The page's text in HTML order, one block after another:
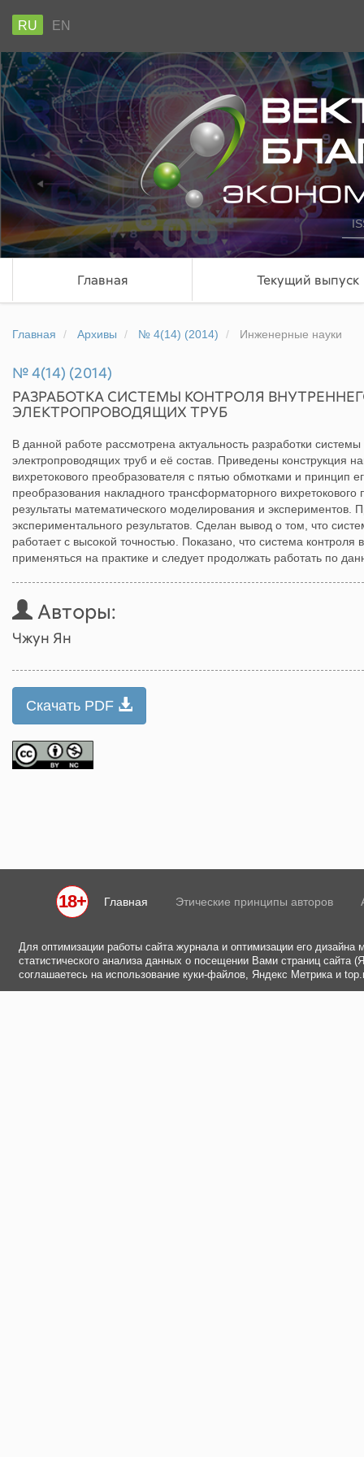
RU EN
Главная Текущий выпуск
Главная Архивы № 4(14) (2014) Инженерные науки
№ 4(14) (2014)
РАЗРАБОТКА СИСТЕМЫ КОНТРОЛЯ
ЭЛЕКТРОПРОВОДЯЩИХ ТРУБ
В данной работе рассмотрена актуальность разработки
электропроводящих труб и её состав. Приведены конструкция
вихретокового преобразователя с пятью обмотками и принцип
преобразования накладного трансформаторного
результаты математического моделирования и экспериментов.
экспериментального результатов. Сделан вывод о том, что
работает с высокой точностью. Показано, что система контроля
применяться на практике и следует продолжать работать по
Авторы:
Чжун Ян
Скачать PDF
18+ Главная Этические принципы авторов
Для оптимизации работы сайта журнала и оптимизации его
статистического анализа данных о посещении Вами страниц
соглашаетесь на использование куки-файлов, Яндекс Метрика и